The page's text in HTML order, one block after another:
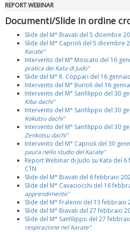
REPORT WEBINAR
Documenti/Slide in ordine
Slide del M° Biavati del 5 dicembre
Slide del M° Caprioli del 5 dicembre
Karate"
Intervento del M° Moscato del 16
pratica dei Kata di Judo"
Slide del M° R. Coppari del 16
Intervento del M° Burioli del 16
Intervento del M° Sanfilippo del 30
Kiba dachi"
Intervento del M° Sanfilippo del 30
Kokutsu dachi"
Intervento del M° Sanfilippo del 30
Zenkotsu dachi"
Intervento del M° Caprioli del 30
paura nello studio del Karate"
Report Webinar di Judo su Kata del
CTN
Slide del M° Biavati del 6 febbraio
Slide del M° Cavaciocchi del 16
apprendimento"
Slide del M° Fraleoni del 13 febbraio
Slide del M° Biavati del 27 febbraio
Slide del M° Sanfilippo del 27
respirazione nel Karate"